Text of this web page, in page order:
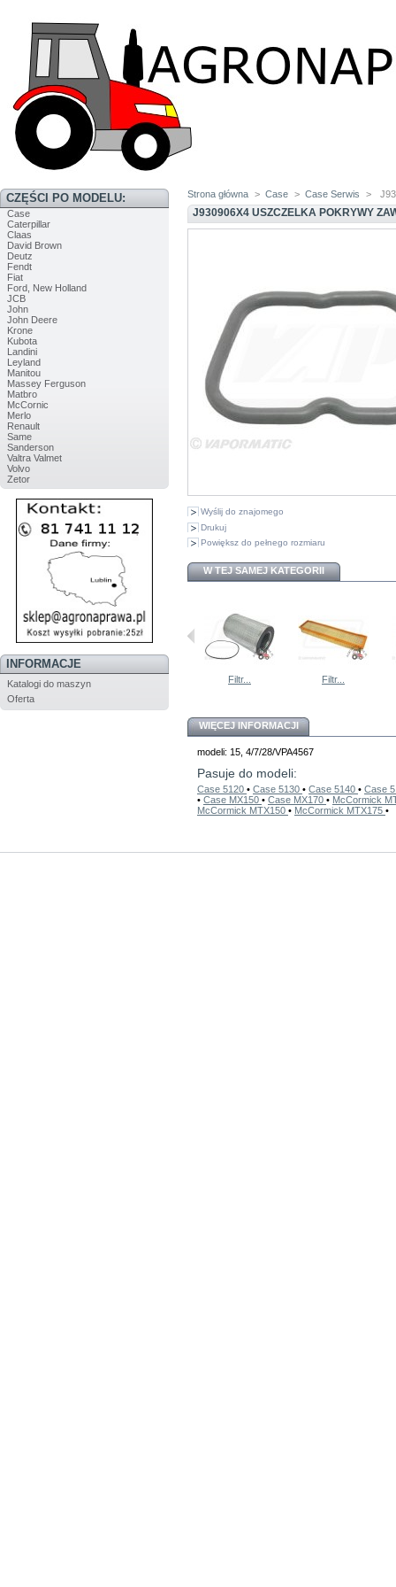
CZĘŚCI PO MODELU:
Case
Caterpillar
Claas
David Brown
Deutz
Fendt
Fiat
Ford, New Holland
JCB
John
John Deere
Krone
Kubota
Landini
Leyland
Manitou
Massey Ferguson
Matbro
McCornic
Merlo
Renault
Same
Sanderson
Valtra Valmet
Volvo
Zetor
INFORMACJE
Katalogi do maszyn
Oferta
Strona główna > Case > Case Serwis >
J930906X4 USZCZELKA POKRYWY
Wyślij do znajomego
Drukuj
Powiększ do pełnego rozmiaru
W TEJ SAMEJ KATEGORII
Filtr... Filtr... Filtr...
WIĘCEJ INFORMACJI
modeli: 15, 4/7/28/VPA4567
Pasuje do modeli:
Case 5120 • Case 5130 • Case 5140 • Case
• Case MX150 • Case MX170 • McCormick
McCormick MTX150 • McCormick MTX175 •